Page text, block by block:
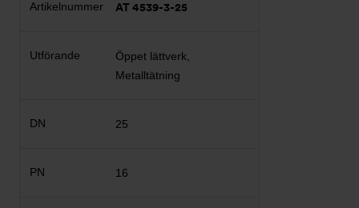
AT 4539-3-25
Öppet lättverk,
Metalltätning
25
16